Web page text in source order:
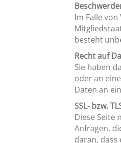
Im Falle
besteht
Recht auf
Sie haben
oder an
Daten an
SSL- bzw.
Diese Seite
Anfragen,
daran, dass